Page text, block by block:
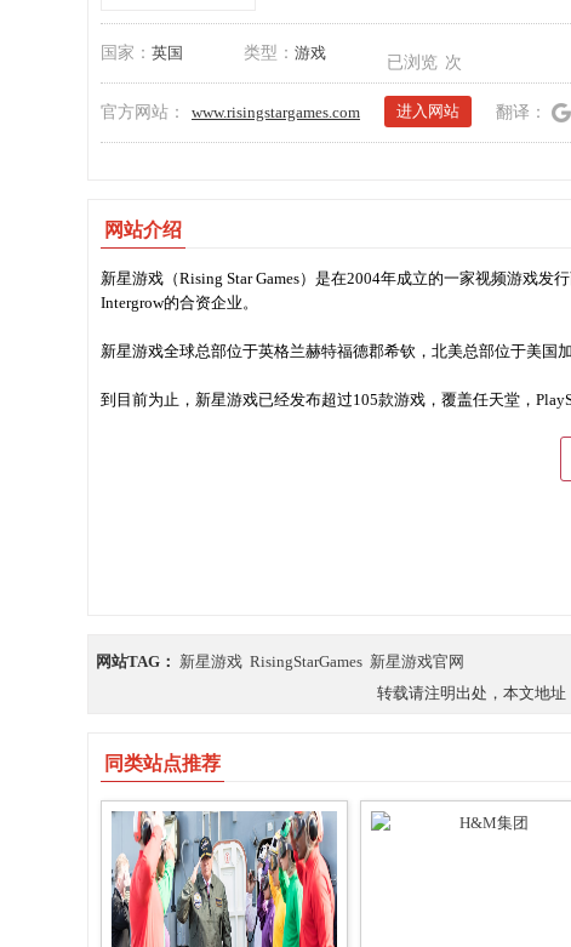
国家： 英国 类型： 游戏
已浏览 次
官方网站： www.risingstargames.com 进入网站 翻译：
网站介绍
新星游戏（Rising Star Games）是在2004年成立的一家视频游戏
Intergrow的合资企业。
新星游戏全球总部位于英格兰赫特福德郡希钦，北美总部位于美国
到目前为止，新星游戏已经发布超过105款游戏，覆盖任天堂，
网站TAG： 新星游戏 RisingStarGames 新星游戏官网
转载请注明出处，本文地址
同类站点推荐